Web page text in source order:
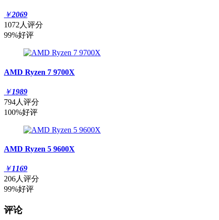
￥2069
1072人评分
99%好评
AMD Ryzen 7 9700X
￥1989
794人评分
100%好评
AMD Ryzen 5 9600X
￥1169
206人评分
99%好评
评论